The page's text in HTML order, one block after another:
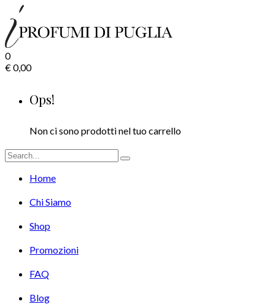
0
€0,00
Ops!
Non ci sono prodotti nel tuo carrello
Home
Chi Siamo
Shop
Promozioni
FAQ
Blog